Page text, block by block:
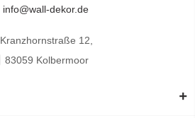
info@wall-dekor.de
Kranzhornstraße 12,
83059 Kolbermoor
+